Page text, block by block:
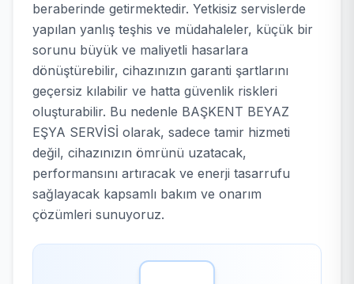
beraberinde getirmektedir. Yetkisiz servislerde
yapılan yanlış teşhis ve müdahaleler, küçük bir
sorunu büyük ve maliyetli hasarlara
dönüştürebilir, cihazınızın garanti şartlarını
geçersiz kılabilir ve hatta güvenlik riskleri
oluşturabilir. Bu nedenle BAŞKENT BEYAZ
EŞYA SERVİSİ olarak, sadece tamir hizmeti
değil, cihazınızın ömrünü uzatacak,
performansını artıracak ve enerji tasarrufu
sağlayacak kapsamlı bakım ve onarım
çözümleri sunuyoruz.